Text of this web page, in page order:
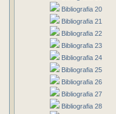
Bibliografia 20
Bibliografia 21
Bibliografia 22
Bibliografia 23
Bibliografia 24
Bibliografia 25
Bibliografia 26
Bibliografia 27
Bibliografia 28